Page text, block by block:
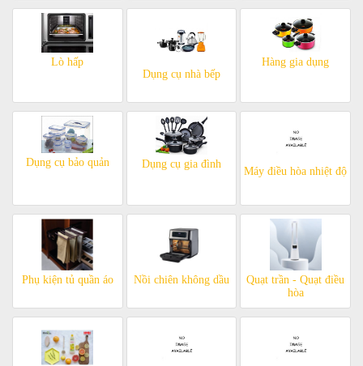
Lò hấp
Dụng cụ nhà bếp
Hàng gia dụng
Dụng cụ bảo quản Dụng cụ gia đình
Máy điều hòa nhiệt độ
Phụ kiện tủ quần áo Nồi chiên không dầu
Quạt trần - Quạt điều
hòa